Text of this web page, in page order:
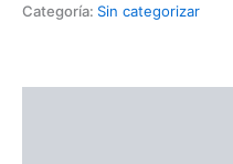
Categoría: Sin categorizar